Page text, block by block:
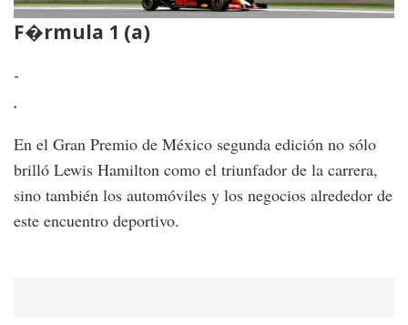
F�rmula 1 (a)
-
.
En el Gran Premio de México segunda edición no sólo
brilló Lewis Hamilton como el triunfador de la carrera,
sino también los automóviles y los negocios alrededor de
este encuentro deportivo.